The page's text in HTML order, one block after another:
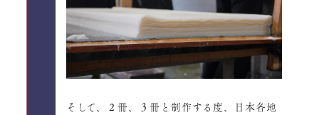
そして、２冊、３冊と制作する度、日本各地